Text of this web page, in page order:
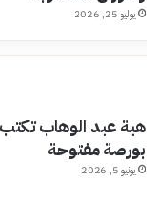
يوليو 25, 2026
هبة عبد الوهاب
بورصة مفتوحة
يونيو 5, 2026